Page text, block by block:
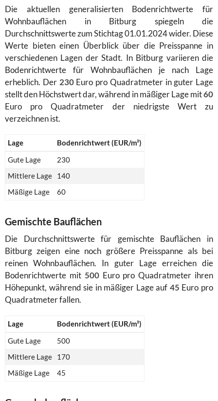
Die aktuellen generalisierten Bodenrichtwerte für
Wohnbauflächen in Bitburg spiegeln die
Durchschnittswerte zum Stichtag 01.01.2024 wider. Diese
Werte bieten einen Überblick über die Preisspanne in
verschiedenen Lagen der Stadt. In Bitburg variieren die
Bodenrichtwerte für Wohnbauflächen je nach Lage
erheblich. Der 230Euro pro Quadratmeter in guter Lage
stellt den Höchstwert dar, während in mäßiger Lage mit60
Euro pro Quadratmeter der niedrigste Wert zu
verzeichnen ist.
Lage
Bodenrichtwert (EUR/m²)
Gute Lage
230
Mittlere Lage
140
Mäßige Lage
60
Gemischte Bauflächen
Die Durchschnittswerte für gemischte Bauflächen in
Bitburg zeigen eine noch größere Preisspanne als bei
reinen Wohnbauflächen. In guter Lage erreichen die
Bodenrichtwerte mit 500Euro pro Quadratmeter ihren
Höhepunkt, während sie in mäßiger Lage auf 45 Euro pro
Quadratmeter fallen.
Lage
Bodenrichtwert (EUR/m²)
Gute Lage
500
Mittlere Lage
170
Mäßige Lage
45